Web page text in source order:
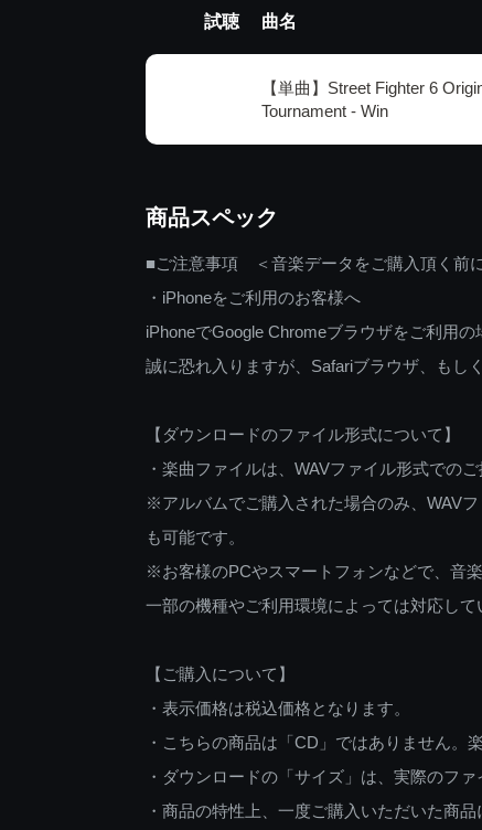
試聴 曲名
【単曲】Street Fighter 6
Tournament - Win
商品スペック
■ご注意事項 ＜音楽データをご購入頂く前
・iPhoneをご利用のお客様へ
iPhoneでGoogle Chromeブラウザをご利用
誠に恐れ入りますが、Safariブラウザ、もし
【ダウンロードのファイル形式について】
・楽曲ファイルは、WAVファイル形式でのご
※アルバムでご購入された場合のみ、WAV
も可能です。
※お客様のPCやスマートフォンなどで、音
一部の機種やご利用環境によっては対応して
【ご購入について】
・表示価格は税込価格となります。
・こちらの商品は「CD」ではありません。
・ダウンロードの「サイズ」は、実際のフ
・商品の特性上、一度ご購入いただいた商